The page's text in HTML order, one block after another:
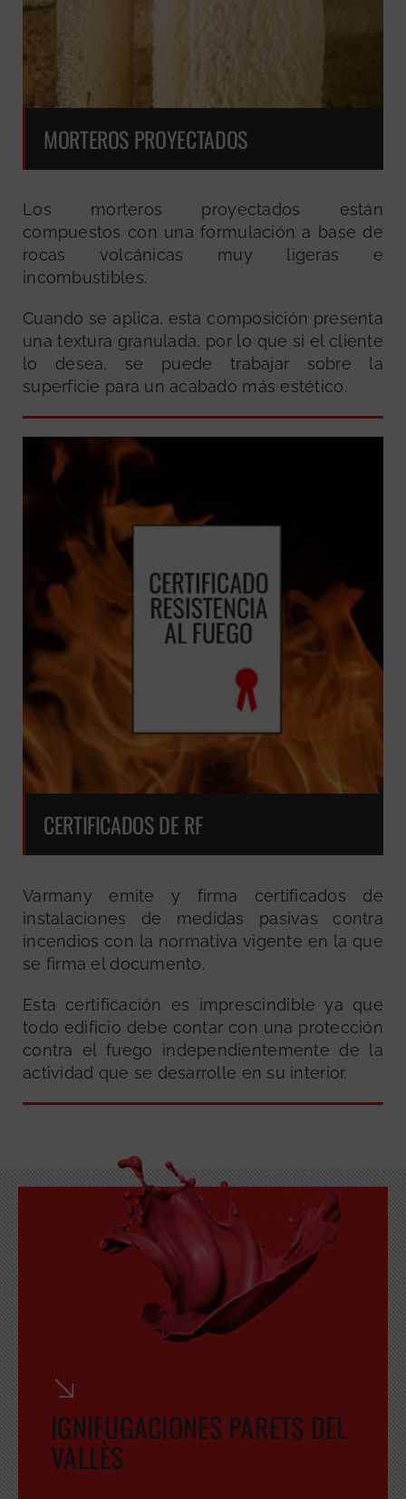
MORTEROS PROYECTADOS
Los morteros proyectados están
compuestos con una formulación a base de
rocas volcánicas muy ligeras e
incombustibles.
Cuando se aplica, esta composición presenta
una textura granulada, por lo que si el cliente
lo desea, se puede trabajar sobre la
superficie para un acabado más estético.
CERTIFICADOS DE RF
Varmany emite y firma certificados de
instalaciones de medidas pasivas contra
incendios con la normativa vigente en la que
se firma el documento.
Esta certificación es imprescindible ya que
todo edificio debe contar con una protección
contra el fuego independientemente de la
actividad que se desarrolle en su interior.
IGNIFUGACIONES PARETS DEL
VALLÈS
GRATUITA